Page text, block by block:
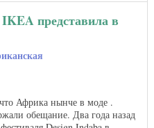
представила в
Африка нынче в моде .
обещание. Два года назад